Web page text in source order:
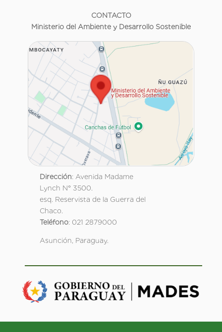
CONTACTO
Ministerio del Ambiente y Desarrollo Sostenible
Dirección: Avenida Madame
Lynch N° 3500.
esq. Reservista de la Guerra del
Chaco.
Teléfono: 021 2879000
Asunción, Paraguay.